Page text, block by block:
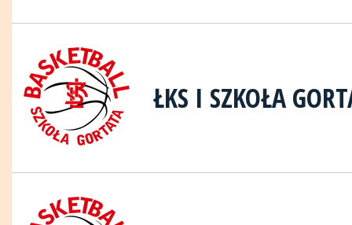
ŁKS I SZKOŁA